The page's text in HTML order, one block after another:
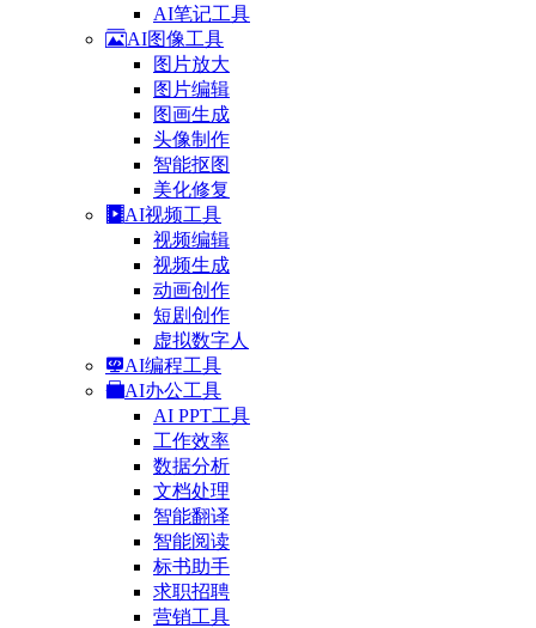
AI笔记工具
AI图像工具
图片放大
图片编辑
图画生成
头像制作
智能抠图
美化修复
AI视频工具
视频编辑
视频生成
动画创作
短剧创作
虚拟数字人
AI编程工具
AI办公工具
AI PPT工具
工作效率
数据分析
文档处理
智能翻译
智能阅读
标书助手
求职招聘
营销工具